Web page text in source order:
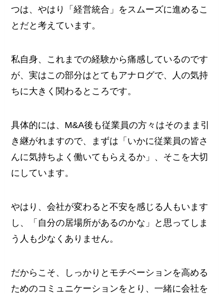
つは、やはり「経営統合」をスムーズに進めるこ
とだと考えています。
私自身、これまでの経験から痛感しているのです
が、実はこの部分はとてもアナログで、人の気持
ちに大きく関わるところです。
具体的には、M&A後も従業員の方々はそのまま引
き継がれますので、まずは「いかに従業員の皆さ
んに気持ちよく働いてもらえるか」、そこを大切
にしています。
やはり、会社が変わると不安を感じる人もいます
し、「自分の居場所があるのかな」と思ってしま
う人も少なくありません。
だからこそ、しっかりとモチベーションを高める
ためのコミュニケーションをとり、一緒に会社を